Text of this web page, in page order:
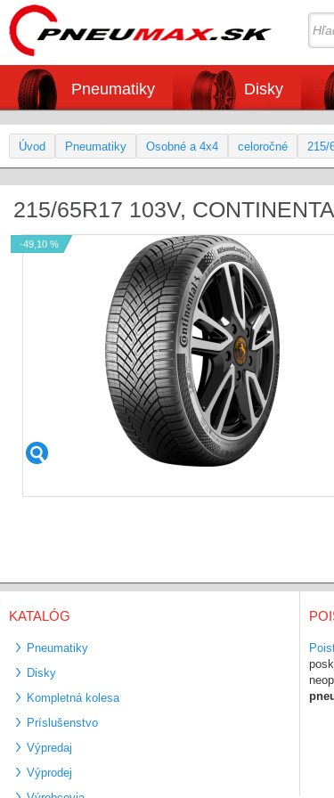
Pneumatiky Disky
Úvod Pneumatiky Osobné a 4x4 celoročné 215/
215/65R17 103V,
-49,10 %
KATALÓG
Pneumatiky
Disky
Kompletná kolesa
Príslušenstvo
Výpredaj
Výprodej